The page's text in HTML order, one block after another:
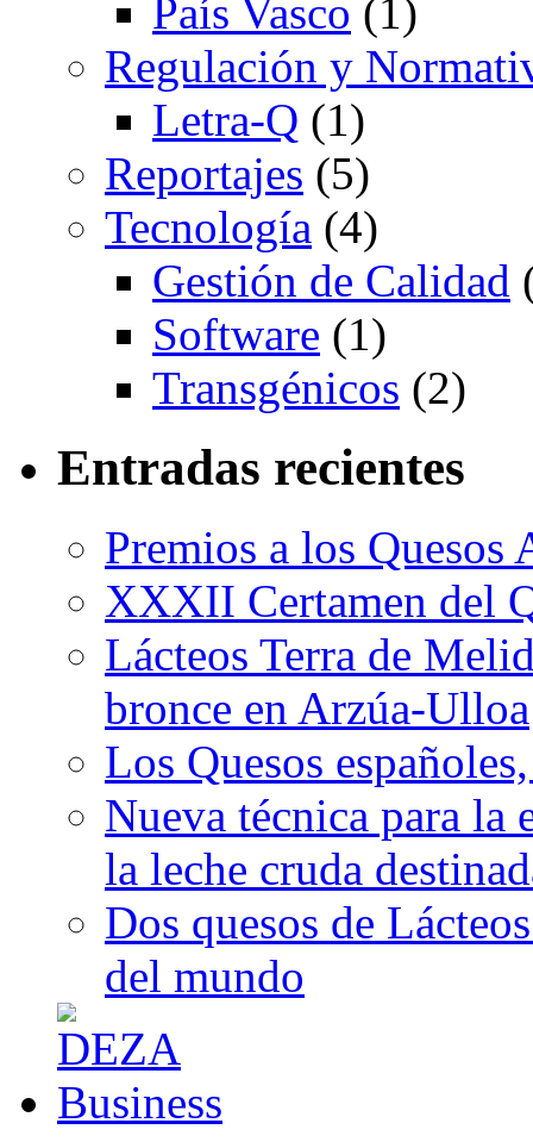
País Vasco (1)
Regulación y
Letra-Q (1)
Reportajes (5)
Tecnología (4)
Gestión de Calidad
Software (1)
Transgénicos (2)
Entradas recientes
Premios a los Quesos
XXXII Certamen del
Lácteos Terra de
bronce en Arzúa-Ulloa
Los Quesos
Nueva técnica para la
la leche cruda
Dos quesos de
del mundo